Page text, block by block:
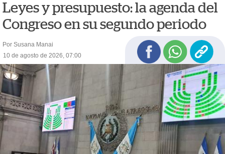
Leyes y presupuesto: la agenda del
Congreso en su segundo periodo
Por Susana Manai
10 de agosto de 2026, 07:00